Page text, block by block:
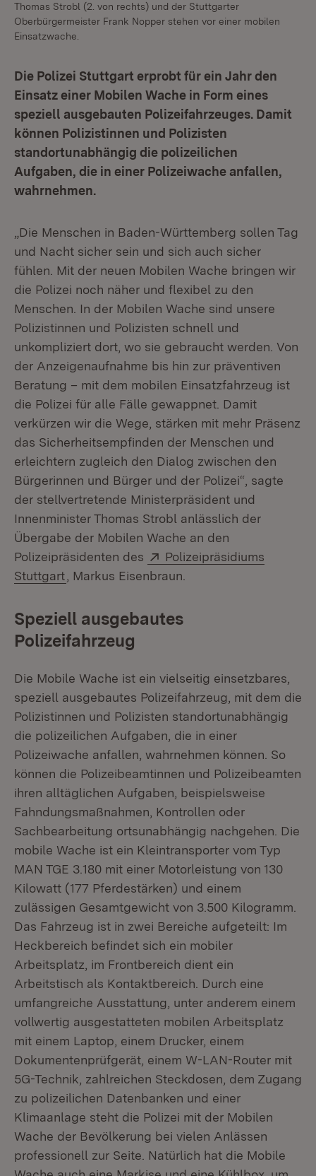
Thomas Strobl (2. von rechts) und der Stuttgarter
Oberbürgermeister Frank Nopper stehen vor einer mobilen
Einsatzwache.
Die Polizei Stuttgart erprobt für ein Jahr den
Einsatz einer Mobilen Wache in Form eines
speziell ausgebauten Polizeifahrzeuges. Damit
können Polizistinnen und Polizisten
standortunabhängig die polizeilichen
Aufgaben, die in einer Polizeiwache anfallen,
wahrnehmen.
„Die Menschen in Baden-Württemberg sollen Tag
und Nacht sicher sein und sich auch sicher
fühlen. Mit der neuen Mobilen Wache bringen wir
die Polizei noch näher und flexibel zu den
Menschen. In der Mobilen Wache sind unsere
Polizistinnen und Polizisten schnell und
unkompliziert dort, wo sie gebraucht werden. Von
der Anzeigenaufnahme bis hin zur präventiven
Beratung – mit dem mobilen Einsatzfahrzeug ist
die Polizei für alle Fälle gewappnet. Damit
verkürzen wir die Wege, stärken mit mehr Präsenz
das Sicherheitsempfinden der Menschen und
erleichtern zugleich den Dialog zwischen den
Bürgerinnen und Bürger und der Polizei“, sagte
der stellvertretende Ministerpräsident und
Innenminister Thomas Strobl anlässlich der
Übergabe der Mobilen Wache an den
Polizeipräsidenten des
Extern:
Polizeipräsidiums
Stuttgart (Öffnet in neuem Fenster)
, Markus Eisenbraun.
Speziell ausgebautes
Polizeifahrzeug
Die Mobile Wache ist ein vielseitig einsetzbares,
speziell ausgebautes Polizeifahrzeug, mit dem die
Polizistinnen und Polizisten standortunabhängig
die polizeilichen Aufgaben, die in einer
Polizeiwache anfallen, wahrnehmen können. So
können die Polizeibeamtinnen und Polizeibeamten
ihren alltäglichen Aufgaben, beispielsweise
Fahndungsmaßnahmen, Kontrollen oder
Sachbearbeitung ortsunabhängig nachgehen. Die
mobile Wache ist ein Kleintransporter vom Typ
MAN TGE 3.180 mit einer Motorleistung von 130
Kilowatt (177 Pferdestärken) und einem
zulässigen Gesamtgewicht von 3.500 Kilogramm.
Das Fahrzeug ist in zwei Bereiche aufgeteilt: Im
Heckbereich befindet sich ein mobiler
Arbeitsplatz, im Frontbereich dient ein
Arbeitstisch als Kontaktbereich. Durch eine
umfangreiche Ausstattung, unter anderem einem
vollwertig ausgestatteten mobilen Arbeitsplatz
mit einem Laptop, einem Drucker, einem
Dokumentenprüfgerät, einem W-LAN-Router mit
5G-Technik, zahlreichen Steckdosen, dem Zugang
zu polizeilichen Datenbanken und einer
Klimaanlage steht die Polizei mit der Mobilen
Wache der Bevölkerung bei vielen Anlässen
professionell zur Seite. Natürlich hat die Mobile